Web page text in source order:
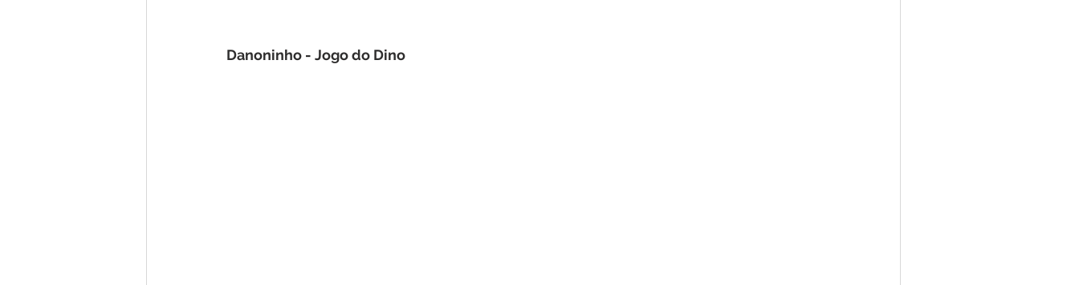
Danoninho - Jogo do Dino